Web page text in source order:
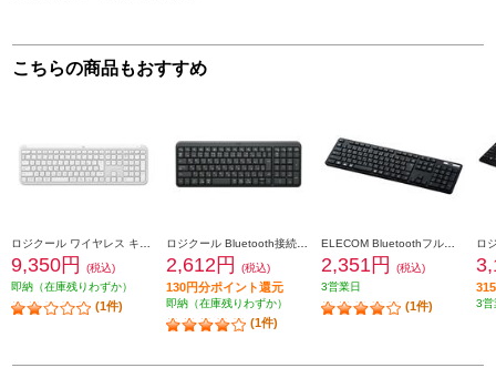
こちらの商品もおすすめ
9,350円
(税込)
即納（在庫残りわずか）
(1件)
2,612円 (税込)
130円分ポイント還元
即納（在庫残りわずか）
(1件)
2,351円
(税込)
3営業日
(1件) 3営